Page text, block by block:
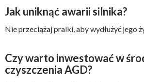
Jak uniknąć awarii silnika?
Nie przeciążaj pralki, aby wydłużyć jego
Czy warto inwestować w
czyszczenia AGD?